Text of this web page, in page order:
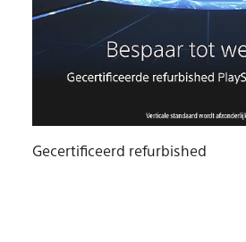
Gecertificeerd refurbished